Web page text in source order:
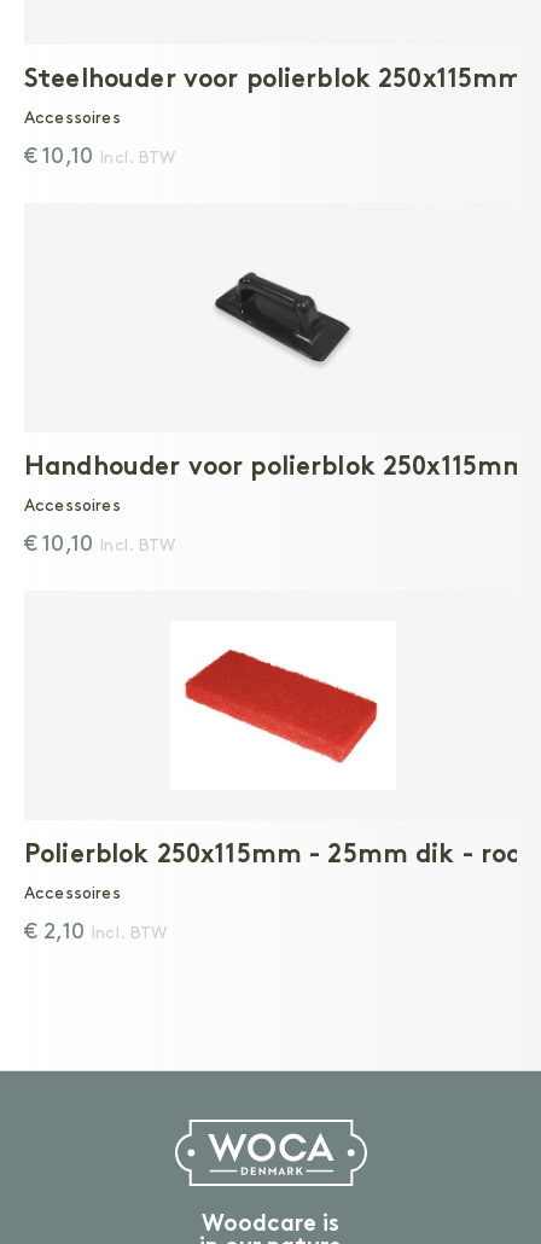
Steelhouder voor polierblok 250x115mm
Accessoires
€ 10,10 Incl. BTW
Handhouder voor polierblok 250x115mm
Accessoires
€ 10,10 Incl. BTW
Polierblok 250x115mm - 25mm dik - rood
Accessoires
€ 2,10 Incl. BTW
Woodcare is